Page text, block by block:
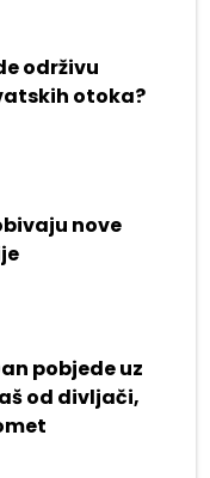
održivu
otoka?
nove
pobjede uz
od divljači,